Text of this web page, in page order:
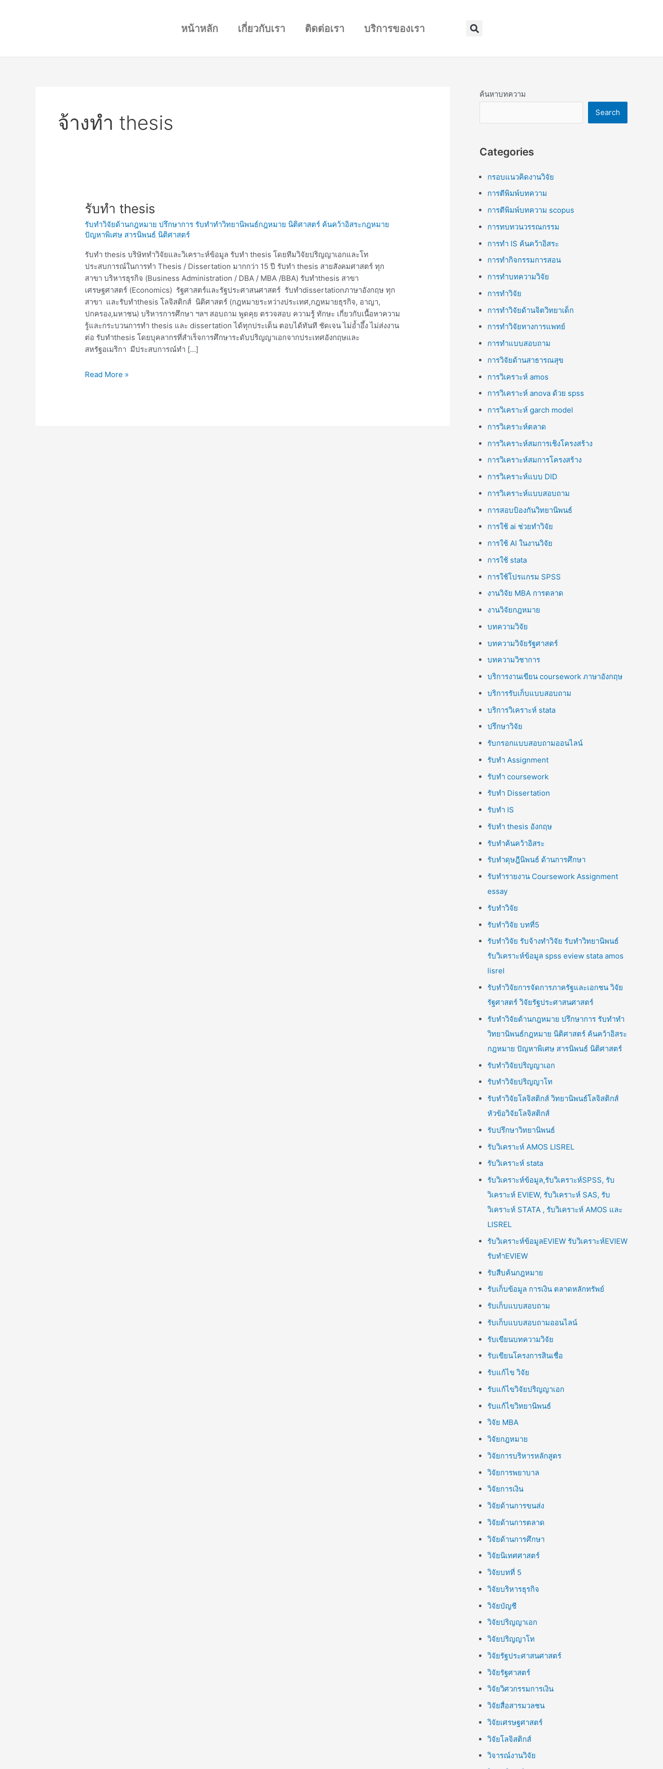
หน้าหลัก เกี่ยวกับเรา ติดต่อเรา บริการของเรา Search
จ้างทำ thesis
รับทำ thesis
รับทำวิจัยด้านกฎหมาย ปรึกษาการ รับทำทำวิทยานิพนธ์กฎหมาย นิติศาสตร์ ค้นคว้าอิสระกฎหมาย
ปัญหาพิเศษ สารนิพนธ์ นิติศาสตร์
รับทำ thesis บริษัททำวิจัยและวิเคราะห์ข้อมูล รับทำ thesis โดยทีมวิจัยปริญญาเอกและโท
ประสบการณ์ในการทำ Thesis / Dissertation มากกว่า 15 ปี รับทำ thesis สายสังคมศาสตร์ ทุก
สาขา บริหารธุรกิจ (Business Administration / DBA / MBA /BBA) รับทำthesis สาขา
เศรษฐศาสตร์ (Economics) รัฐศาสตร์และรัฐประศาสนศาสตร์ รับทำdissertationภาษาอังกฤษ ทุก
สาขา และรับทำthesis โลจิสติกส์ นิติศาสตร์ (กฎหมายระหว่างประเทศ,กฎหมายธุรกิจ, อาญา,
ปกครอง,มหาชน) บริหารการศึกษา ฯลฯ สอบถาม พูดคุย ตรวจสอบ ความรู้ ทักษะ เกี่ยวกับเนื้อหาความ
รู้และกระบวนการทำ thesis และ dissertation ได้ทุกประเด็น ตอบได้ทันที ชัดเจน ไม่อ้ำอึ้ง ไม่ส่งงาน
ต่อ รับทำthesis โดยบุคลากรที่สำเร็จการศึกษาระดับปริญญาเอกจากประเทศอังกฤษและ
สหรัฐอเมริกา มีประสบการณ์ทำ […]
รับ
thesis
Read More »
ค้นหาบทความ
Search
Categories
กรอบแนวคิดงานวิจัย
การตีพิมพ์บทความ
การตีพิมพ์บทความ scopus
การทบทวนวรรณกรรม
การทำ IS ค้นคว้าอิสระ
การทำกิจกรรมการสอน
การทำบทความวิจัย
การทำวิจัย
การทำวิจัยด้านจิตวิทยาเด็ก
การทำวิจัยทางการแพทย์
การทำแบบสอบถาม
การวิจัยด้านสาธารณสุข
การวิเคราะห์ amos
การวิเคราะห์ anova ด้วย spss
การวิเคราะห์ garch model
การวิเคราะห์ตลาด
การวิเคราะห์สมการเชิงโครงสร้าง
การวิเคราะห์สมการโครงสร้าง
การวิเคราะห์แบบ DID
การวิเคราะห์แบบสอบถาม
การสอบป้องกันวิทยานิพนธ์
การใช้ ai ช่วยทำวิจัย
การใช้ AI ในงานวิจัย
การใช้ stata
การใช้โปรแกรม SPSS
งานวิจัย MBA การตลาด
งานวิจัยกฎหมาย
บทความวิจัย
บทความวิจัยรัฐศาสตร์
บทความวิชาการ
บริการงานเขียน coursework ภาษาอังกฤษ
บริการรับเก็บแบบสอบถาม
บริการวิเคราะห์ stata
ปรึกษาวิจัย
รับกรอกแบบสอบถามออนไลน์
รับทำ Assignment
รับทำ coursework
รับทำ Dissertation
รับทำ IS
รับทำ thesis อังกฤษ
รับทำค้นคว้าอิสระ
รับทำดุษฎีนิพนธ์ ด้านการศึกษา
รับทำรายงาน Coursework Assignment
essay
รับทำวิจัย
รับทำวิจัย บทที่5
รับทำวิจัย รับจ้างทำวิจัย รับทำวิทยานิพนธ์
รับวิเคราะห์ข้อมูล spss eview stata amos
lisrel
รับทำวิจัยการจัดการภาครัฐและเอกชน วิจัย
รัฐศาสตร์ วิจัยรัฐประศาสนศาสตร์
รับทำวิจัยด้านกฎหมาย ปรึกษาการ รับทำทำ
วิทยานิพนธ์กฎหมาย นิติศาสตร์ ค้นคว้าอิสระ
กฎหมาย ปัญหาพิเศษ สารนิพนธ์ นิติศาสตร์
รับทำวิจัยปริญญาเอก
รับทำวิจัยปริญญาโท
รับทำวิจัยโลจิสติกส์ วิทยานิพนธ์โลจิสติกส์
หัวข้อวิจัยโลจิสติกส์
รับปรึกษาวิทยานิพนธ์
รับวิเคราะห์ AMOS LISREL
รับวิเคราะห์ stata
รับวิเคราะห์ข้อมูล,รับวิเคราะห์SPSS, รับ
วิเคราะห์ EVIEW, รับวิเคราะห์ SAS, รับ
วิเคราะห์ STATA , รับวิเคราะห์ AMOS และ
LISREL
รับวิเคราะห์ข้อมูลEVIEW รับวิเคราะห์EVIEW
รับทำEVIEW
รับสืบค้นกฎหมาย
รับเก็บข้อมูล การเงิน ตลาดหลักทรัพย์
รับเก็บแบบสอบถาม
รับเก็บแบบสอบถามออนไลน์
รับเขียนบทความวิจัย
รับเขียนโครงการสินเชื่อ
รับแก้ไข วิจัย
รับแก้ไขวิจัยปริญญาเอก
รับแก้ไขวิทยานิพนธ์
วิจัย MBA
วิจัยกฎหมาย
วิจัยการบริหารหลักสูตร
วิจัยการพยาบาล
วิจัยการเงิน
วิจัยด้านการขนส่ง
วิจัยด้านการตลาด
วิจัยด้านการศึกษา
วิจัยนิเทศศาสตร์
วิจัยบทที่ 5
วิจัยบริหารธุรกิจ
วิจัยบัญชี
วิจัยปริญญาเอก
วิจัยปริญญาโท
วิจัยรัฐประศาสนศาสตร์
วิจัยรัฐศาสตร์
วิจัยวิศวกรรมการเงิน
วิจัยสื่อสารมวลชน
วิจัยเศรษฐศาสตร์
วิจัยโลจิสติกส์
วิจารณ์งานวิจัย